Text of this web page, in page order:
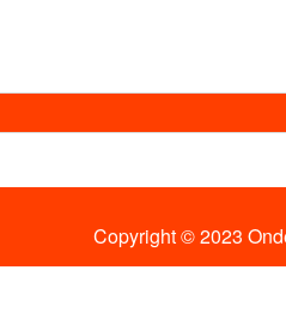
Copyright © 2023